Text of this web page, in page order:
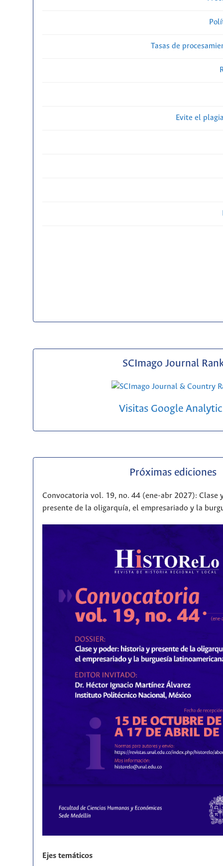
Tasas de
Evite el
SCImago Journal
Visitas Google
Próximas ediciones
Convocatoria vol. 19, no. 44 (ene-abr 2027): Clase
presente de la oligarquía, el empresariado y la
Ejes temáticos